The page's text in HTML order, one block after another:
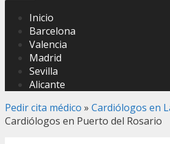
Inicio
Barcelona
Valencia
Madrid
Sevilla
Alicante
Pedir cita médico » Cardiólogos en
Cardiólogos en Puerto del Rosario